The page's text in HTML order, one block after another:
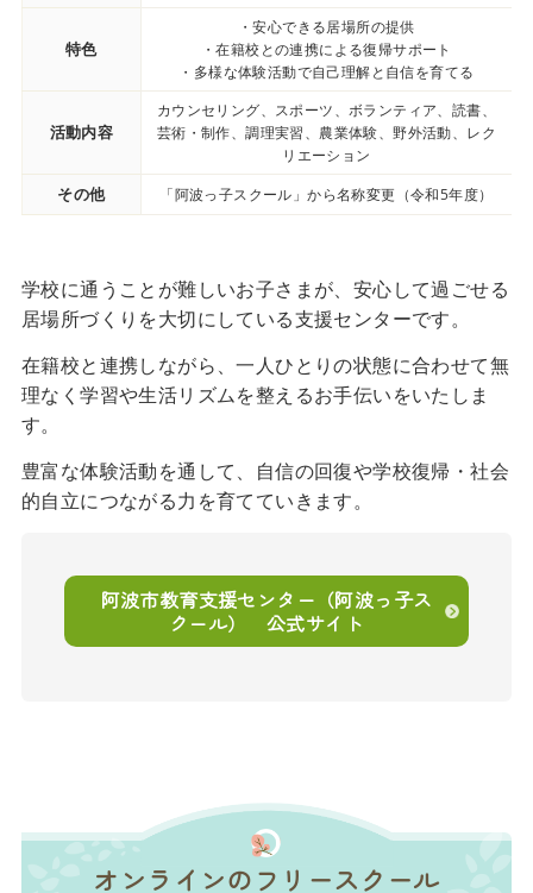
特色
・安心できる居場所の提供
・在籍校との連携による復帰サポート
・多様な体験活動で自己理解と自信を育てる
活動内容
カウンセリング、スポーツ、ボランティア、読書、
芸術・制作、調理実習、農業体験、野外活動、レク
リエーション
その他 「阿波っ子スクール」から名称変更（令和5年度）
学校に通うことが難しいお子さまが、安心して過ごせる
居場所づくりを大切にしている支援センターです。
在籍校と連携しながら、一人ひとりの状態に合わせて無
理なく学習や生活リズムを整えるお手伝いをいたしま
す。
豊富な体験活動を通して、自信の回復や学校復帰・社会
的自立につながる力を育てていきます。
阿波市教育支援センター（阿波っ子ス
クール） 公式サイト
オンラインのフリースクール